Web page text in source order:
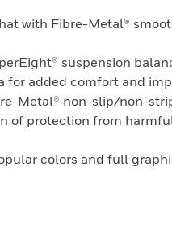
with Fibre-Metal®
suspension
for added comfort and
Metal® non-slip/non-
of protection from
colors and full